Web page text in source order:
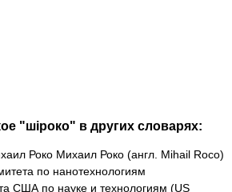
"шіроко" в других словарях:
Роко Михаил Роко (англ. Mihail Roco)
по нанотехнологиям
США по науке и технологиям (US